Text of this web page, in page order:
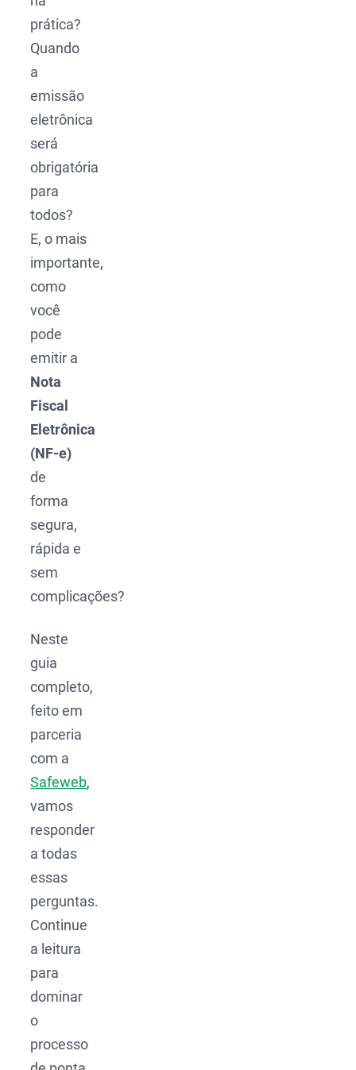
prática?
Quando
a
emissão
eletrônica
será
obrigatória
para
todos?
E, o mais
importante,
como
você
pode
emitir a
Nota
Fiscal
Eletrônica
(NF-e)
de
forma
segura,
rápida e
sem
complicações?
Neste
guia
completo,
feito em
parceria
com a
Safeweb,
vamos
responder
a todas
essas
perguntas.
Continue
a leitura
para
dominar
o
processo